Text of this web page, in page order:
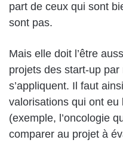
part de ceux qui sont
sont pas.
Mais elle doit l’être
projets des start-up
s’appliquent. Il faut
valorisations qui ont
(exemple, l’oncologie
comparer au projet à